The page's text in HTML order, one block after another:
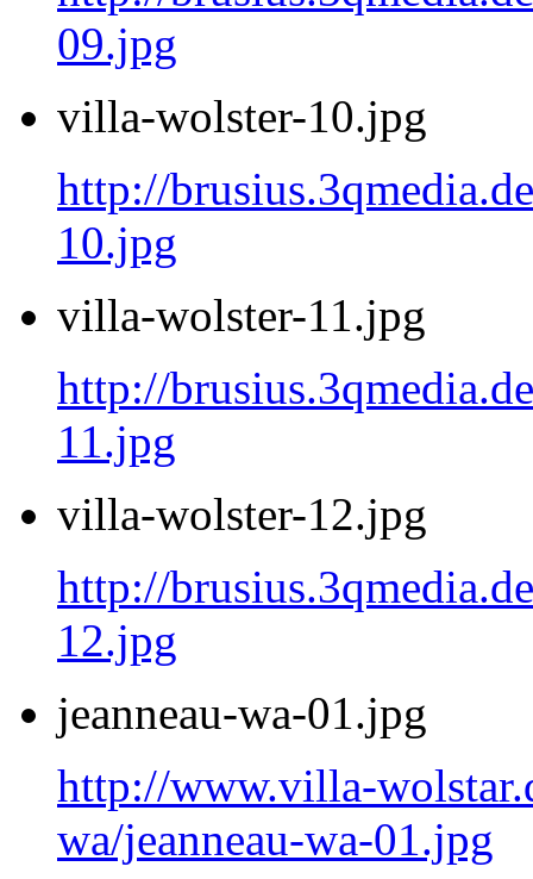
09.jpg
villa-wolster-10.jpg
http://
10.jpg
villa-wolster-11.jpg
http://
11.jpg
villa-wolster-12.jpg
http://
12.jpg
jeanneau-wa-01.jpg
http://www.villa-
wa/jeanneau-wa-01.jpg